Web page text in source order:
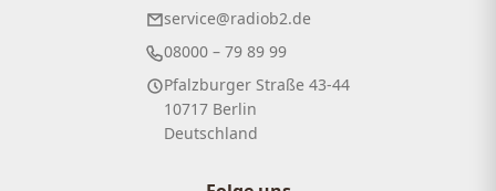
service@radiob2.de
08000 – 79 89 99
Pfalzburger Straße 43-44
10717 Berlin
Deutschland